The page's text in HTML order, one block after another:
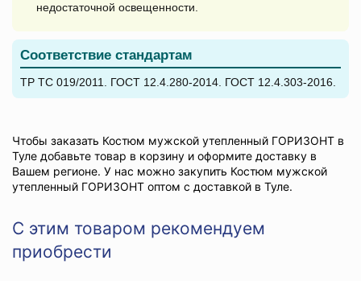
недостаточной освещенности.
Соответствие стандартам
ТР ТС 019/2011. ГОСТ 12.4.280-2014. ГОСТ 12.4.303-2016.
Чтобы заказать Костюм мужской утепленный ГОРИЗОНТ в
Туле добавьте товар в корзину и оформите доставку в
Вашем регионе. У нас можно закупить Костюм мужской
утепленный ГОРИЗОНТ оптом с доставкой в Туле.
С этим товаром рекомендуем
приобрести